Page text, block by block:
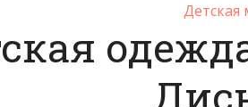
Детская